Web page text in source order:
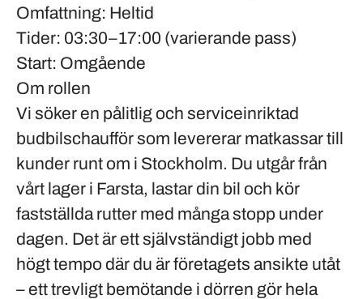
Omfattning: Heltid
Tider: 03:30–17:00 (varierande pass)
Start: Omgående
Om rollen
Vi söker en pålitlig och serviceinriktad
budbilschaufför som levererar matkassar till
kunder runt om i Stockholm. Du utgår från
vårt lager i Farsta, lastar din bil och kör
fastställda rutter med många stopp under
dagen. Det är ett självständigt jobb med
högt tempo där du är företagets ansikte utåt
– ett trevligt bemötande i dörren gör hela